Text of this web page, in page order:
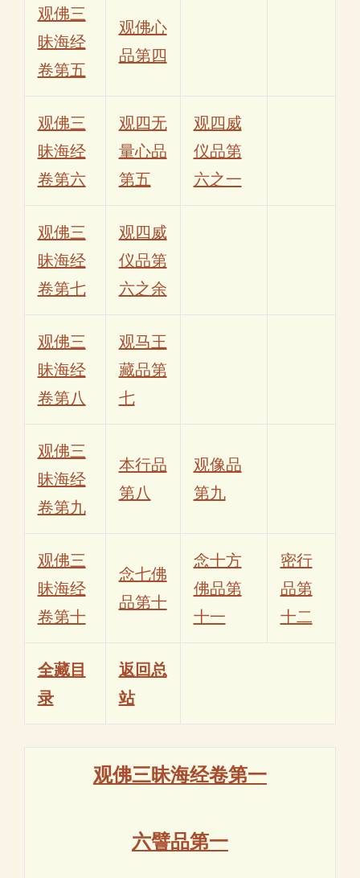
观佛三
昧海经
卷第五
观佛心
品第四
观佛三
昧海经
卷第六
观四无
量心品
第五
观四威
仪品第
六之一
观佛三
昧海经
卷第七
观四威
仪品第
六之余
观佛三
昧海经
卷第八
观马王
藏品第
七
观佛三
昧海经
卷第九
本行品
第八
观像品
第九
观佛三
昧海经
卷第十
念七佛
品第十
念十方
佛品第
十一
密行
品第
十二
全藏目
录
返回总
站
观佛三昧海经卷第一
六譬品第一